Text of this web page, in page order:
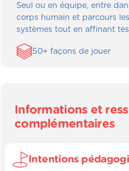
Seul ou en équipe, entre
corps humain et parcours
systèmes tout en affinant
50+ façons de jouer
Informations et
complémentaires
Intentions